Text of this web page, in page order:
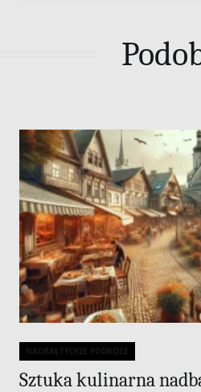
Categories
NADBAŁTYCKIE PODRÓŻE
Sztuka kulinarna